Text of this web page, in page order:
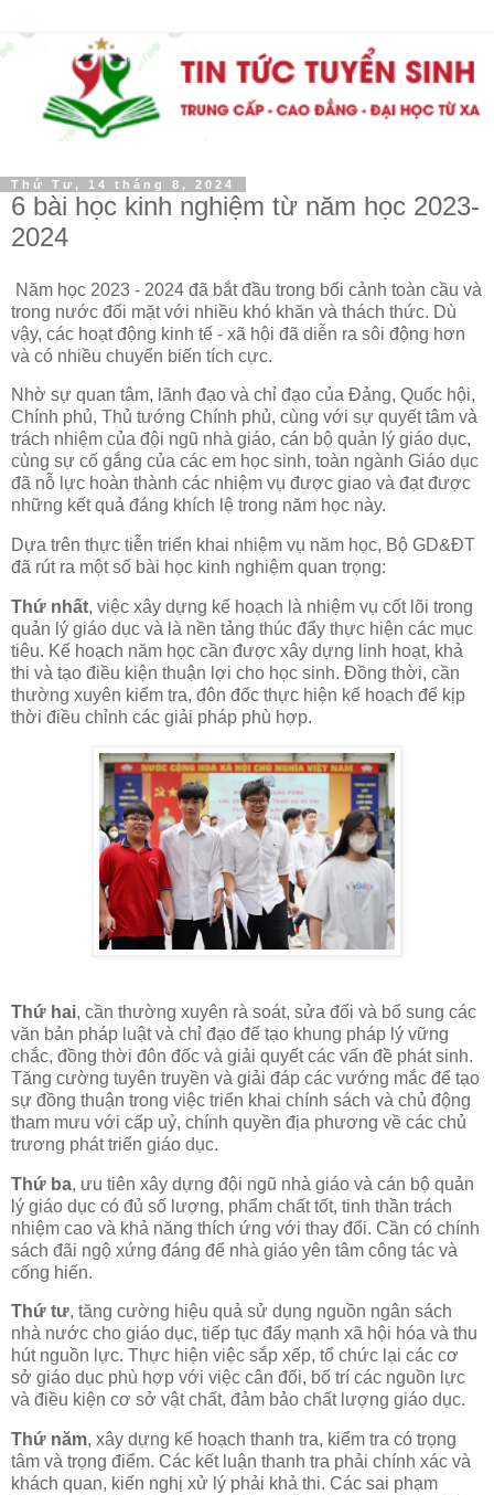
Thứ Tư, 14 tháng 8, 2024
6 bài học kinh nghiệm từ năm học 2023-
2024
Năm học 2023 - 2024 đã bắt đầu trong bối cảnh toàn cầu và
trong nước đối mặt với nhiều khó khăn và thách thức. Dù
vậy, các hoạt động kinh tế - xã hội đã diễn ra sôi động hơn
và có nhiều chuyển biến tích cực.
Nhờ sự quan tâm, lãnh đạo và chỉ đạo của Đảng, Quốc hội,
Chính phủ, Thủ tướng Chính phủ, cùng với sự quyết tâm và
trách nhiệm của đội ngũ nhà giáo, cán bộ quản lý giáo dục,
cùng sự cố gắng của các em học sinh, toàn ngành Giáo dục
đã nỗ lực hoàn thành các nhiệm vụ được giao và đạt được
những kết quả đáng khích lệ trong năm học này.
Dựa trên thực tiễn triển khai nhiệm vụ năm học, Bộ GD&ĐT
đã rút ra một số bài học kinh nghiệm quan trọng:
Thứ nhất, việc xây dựng kế hoạch là nhiệm vụ cốt lõi trong
quản lý giáo dục và là nền tảng thúc đẩy thực hiện các mục
tiêu. Kế hoạch năm học cần được xây dựng linh hoạt, khả
thi và tạo điều kiện thuận lợi cho học sinh. Đồng thời, cần
thường xuyên kiểm tra, đôn đốc thực hiện kế hoạch để kịp
thời điều chỉnh các giải pháp phù hợp.
Thứ hai, cần thường xuyên rà soát, sửa đổi và bổ sung các
văn bản pháp luật và chỉ đạo để tạo khung pháp lý vững
chắc, đồng thời đôn đốc và giải quyết các vấn đề phát sinh.
Tăng cường tuyên truyền và giải đáp các vướng mắc để tạo
sự đồng thuận trong việc triển khai chính sách và chủ động
tham mưu với cấp uỷ, chính quyền địa phương về các chủ
trương phát triển giáo dục.
Thứ ba, ưu tiên xây dựng đội ngũ nhà giáo và cán bộ quản
lý giáo dục có đủ số lượng, phẩm chất tốt, tinh thần trách
nhiệm cao và khả năng thích ứng với thay đổi. Cần có chính
sách đãi ngộ xứng đáng để nhà giáo yên tâm công tác và
cống hiến.
Thứ tư, tăng cường hiệu quả sử dụng nguồn ngân sách
nhà nước cho giáo dục, tiếp tục đẩy mạnh xã hội hóa và thu
hút nguồn lực. Thực hiện việc sắp xếp, tổ chức lại các cơ
sở giáo dục phù hợp với việc cân đối, bố trí các nguồn lực
và điều kiện cơ sở vật chất, đảm bảo chất lượng giáo dục.
Thứ năm, xây dựng kế hoạch thanh tra, kiểm tra có trọng
tâm và trọng điểm. Các kết luận thanh tra phải chính xác và
khách quan, kiến nghị xử lý phải khả thi. Các sai phạm